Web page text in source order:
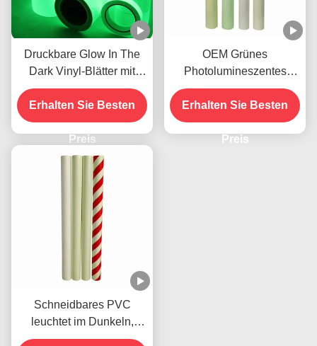
Druckbare Glow In The
Dark Vinyl-Blätter mit
Photolumineszenz
Erhalten Sie Besten
Preis
OEM Grünes
Photolumineszentes
Leuchten im Dunkeln
Aufkleber Vinyl Klebefilm
Erhalten Sie Besten
Preis
Schneidbares PVC
leuchtet im Dunkeln,
druckbares Vinylband